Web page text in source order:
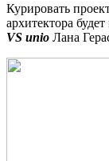
Курировать
архитектора
VS unio Лана